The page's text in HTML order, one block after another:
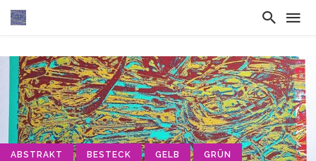
ABSTRAKT BESTECK GELB GRÜN